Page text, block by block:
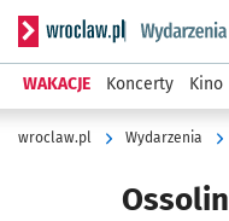
Serwis informacyjny
WAKACJE Koncerty Kino
wroclaw.pl Wydarzenia